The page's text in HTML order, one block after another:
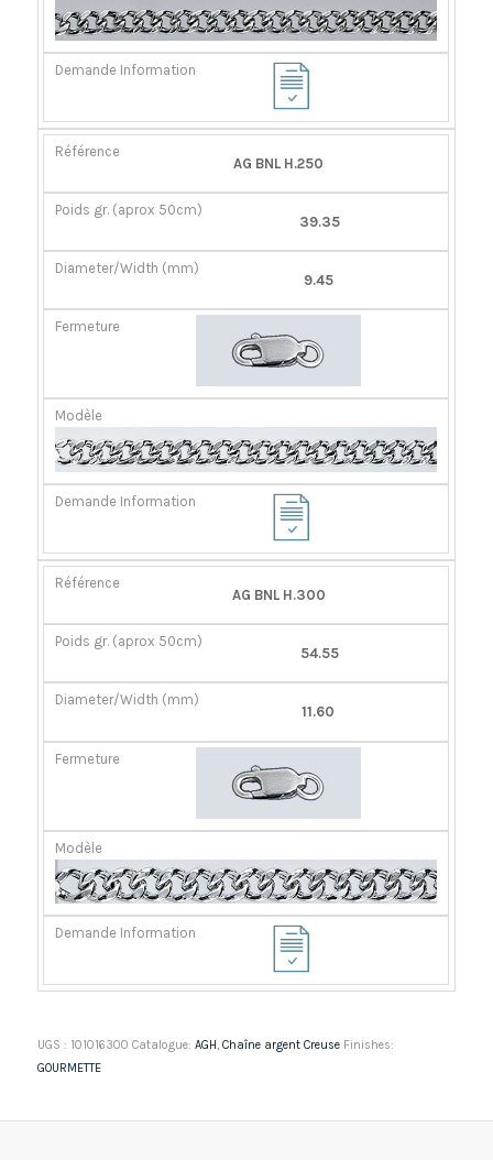
AG BNL H.250
39.35
9.45
AG BNL H.300
54.55
11.60
UGS : 101016300 Catalogue: AGH Chaîne argent Creuse Finishes:
GOURMETTE